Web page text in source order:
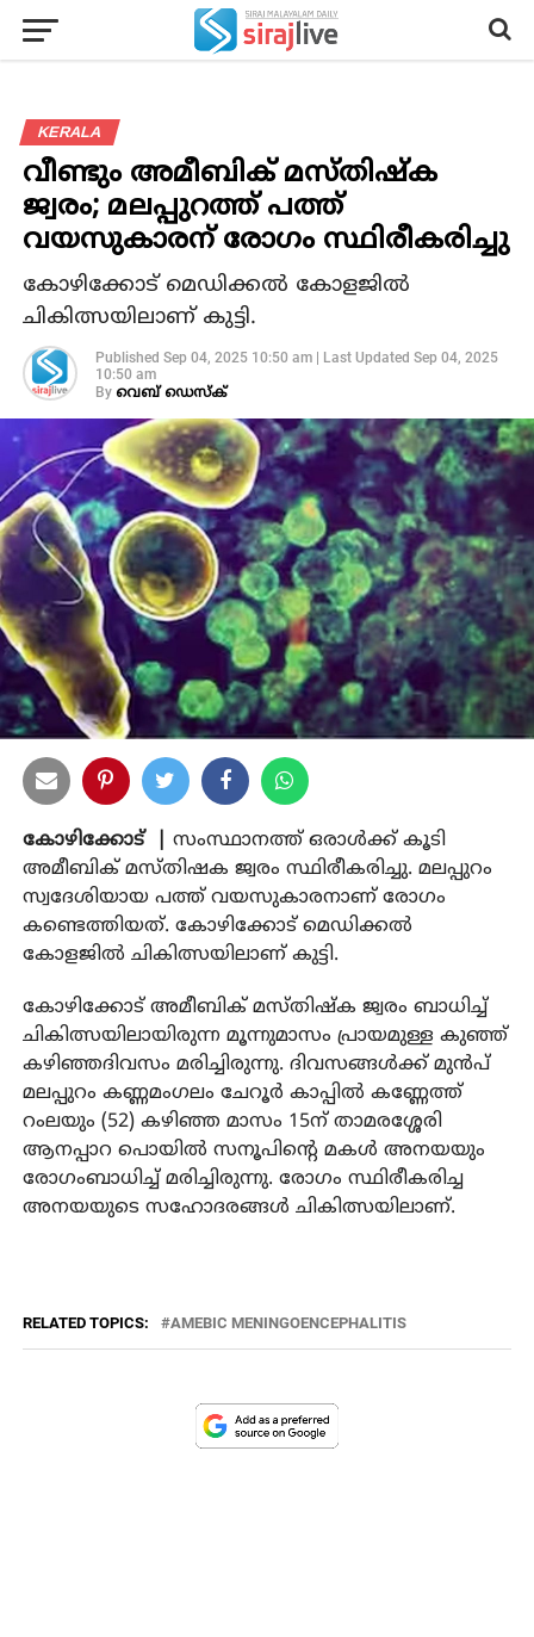
KERALA
വീണ്ടും അമീബിക് മസ്തിഷ്‌ക
ജ്വരം; മലപ്പുറത്ത് പത്ത്
വയസുകാരന് രോഗം സ്ഥിരീകരിച്ചു
കോഴിക്കോട് മെഡിക്കല്‍ കോളജില്‍
ചികിത്സയിലാണ് കുട്ടി.
Published Sep 04, 2025 10:50 am| Last Updated Sep 04, 2025
10:50 am
By വെബ് ഡെസ്‌ക്
കോഴിക്കോട് |
സംസ്ഥാനത്ത് ഒരാള്‍ക്ക് കൂടി
അമീബിക് മസ്തിഷക ജ്വരം സ്ഥിരീകരിച്ചു. മലപ്പുറം
സ്വദേശിയായ പത്ത് വയസുകാരനാണ് രോഗം
കണ്ടെത്തിയത്. കോഴിക്കോട് മെഡിക്കല്‍
കോളജില്‍ ചികിത്സയിലാണ് കുട്ടി.
കോഴിക്കോട് അമീബിക് മസ്തിഷ്‌ക ജ്വരം ബാധിച്ച്
ചികിത്സയിലായിരുന്ന മൂന്നുമാസം പ്രായമുള്ള കുഞ്ഞ്
കഴിഞ്ഞദിവസം മരിച്ചിരുന്നു. ദിവസങ്ങള്‍ക്ക് മുന്‍പ്
മലപ്പുറം കണ്ണമംഗലം ചേറൂര്‍ കാപ്പില്‍ കണ്ണേത്ത്
റംലയും (52) കഴിഞ്ഞ മാസം 15ന് താമരശ്ശേരി
ആനപ്പാറ പൊയില്‍ സനൂപിന്റെ മകള്‍ അനയയും
രോഗംബാധിച്ച് മരിച്ചിരുന്നു. രോഗം സ്ഥിരീകരിച്ച
അനയയുടെ സഹോദരങ്ങള്‍ ചികിത്സയിലാണ്.
RELATED TOPICS: AMEBIC MENINGOENCEPHALITIS